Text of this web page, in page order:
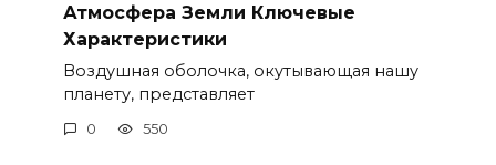
Атмосфера Земли Ключевые
Характеристики
Воздушная оболочка, окутывающая нашу
планету, представляет
0 550